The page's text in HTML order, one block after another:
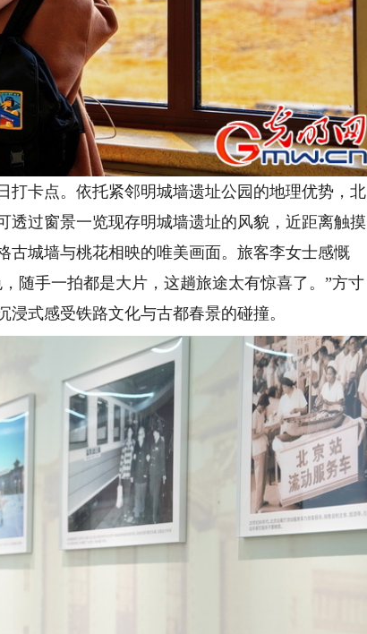
卡点。依托紧邻明城墙遗址公园的地理优势，北
透过窗景一览现存明城墙遗址的风貌，近距离触摸
古城墙与桃花相映的唯美画面。旅客李女士感慨
随手一拍都是大片，这趟旅途太有惊喜了。”方寸
式感受铁路文化与古都春景的碰撞。